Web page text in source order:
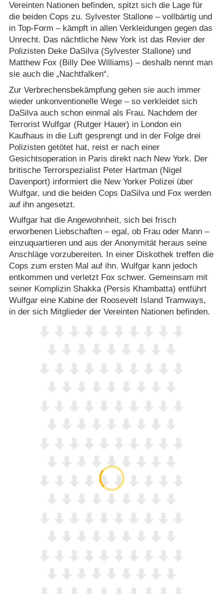
Vereinten Nationen befinden, spitzt sich die Lage für
die beiden Cops zu. Sylvester Stallone – vollbärtig und
in Top-Form – kämpft in allen Verkleidungen gegen das
Unrecht. Das nächtliche New York ist das Revier der
Polizisten Deke DaSilva (Sylvester Stallone) und
Matthew Fox (Billy Dee Williams) – deshalb nennt man
sie auch die „Nachtfalken“.
Zur Verbrechensbekämpfung gehen sie auch immer
wieder unkonventionelle Wege – so verkleidet sich
DaSilva auch schon einmal als Frau. Nachdem der
Terrorist Wulfgar (Rutger Hauer) in London ein
Kaufhaus in die Luft gesprengt und in der Folge drei
Polizisten getötet hat, reist er nach einer
Gesichtsoperation in Paris direkt nach New York. Der
britische Terrorspezialist Peter Hartman (Nigel
Davenport) informiert die New Yorker Polizei über
Wulfgar, und die beiden Cops DaSilva und Fox werden
auf ihn angesetzt.
Wulfgar hat die Angewohnheit, sich bei frisch
erworbenen Liebschaften – egal, ob Frau oder Mann –
einzuquartieren und aus der Anonymität heraus seine
Anschläge vorzubereiten. In einer Diskothek treffen die
Cops zum ersten Mal auf ihn. Wulfgar kann jedoch
entkommen und verletzt Fox schwer. Gemeinsam mit
seiner Komplizin Shakka (Persis Khambatta) entführt
Wulfgar eine Kabine der Roosevelt Island Tramways,
in der sich Mitglieder der Vereinten Nationen befinden.